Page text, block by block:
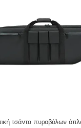
τσάντα πυροβόλων